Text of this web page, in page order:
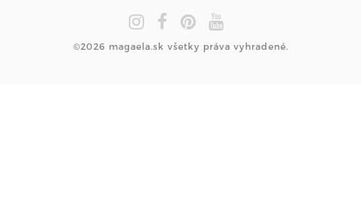
©2026 magaela.sk všetky práva vyhradené.